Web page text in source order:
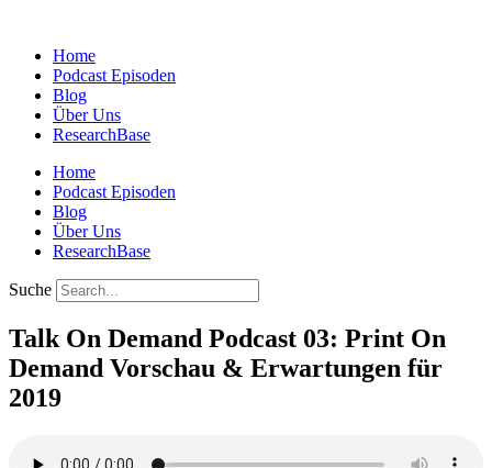
springenHome
Podcast Episoden
Blog
Über Uns
ResearchBase
Home
Podcast Episoden
Blog
Über Uns
ResearchBase
Suche
Talk On Demand Podcast 03: Print On
Demand Vorschau & Erwartungen für
2019